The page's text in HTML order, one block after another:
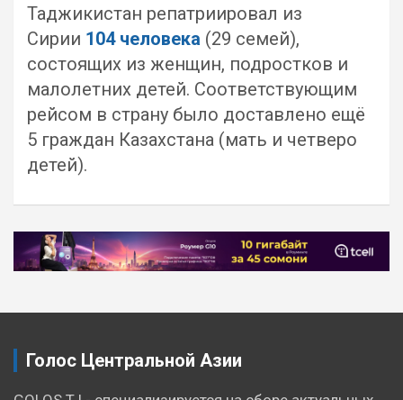
Таджикистан репатриировал из
Сирии 104 человека (29 семей),
состоящих из женщин, подростков и
малолетних детей. Соответствующим
рейсом в страну было доставлено ещё
5 граждан Казахстана (мать и четверо
детей).
Навигация
по
Голос Центральной Азии